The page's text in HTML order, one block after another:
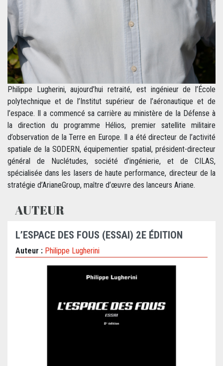
Philippe Lugherini, aujourd’hui retraité, est ingénieur de l’École
polytechnique et de l’Institut supérieur de l’aéronautique et de
l’espace. Il a commencé sa carrière au ministère de la Défense à
la direction du programme Hélios, premier satellite militaire
d’observation de la Terre en Europe. Il a été directeur de l’activité
spatiale de la SODERN, équipementier spatial, président-directeur
général de Nuclétudes, société d’ingénierie, et de CILAS,
spécialisée dans les lasers de haute performance, directeur de la
stratégie d’ArianeGroup, maître d’œuvre des lanceurs Ariane.
AUTEUR
L’ESPACE DES FOUS (ESSAI) 2E ÉDITION
Auteur : Philippe Lugherini